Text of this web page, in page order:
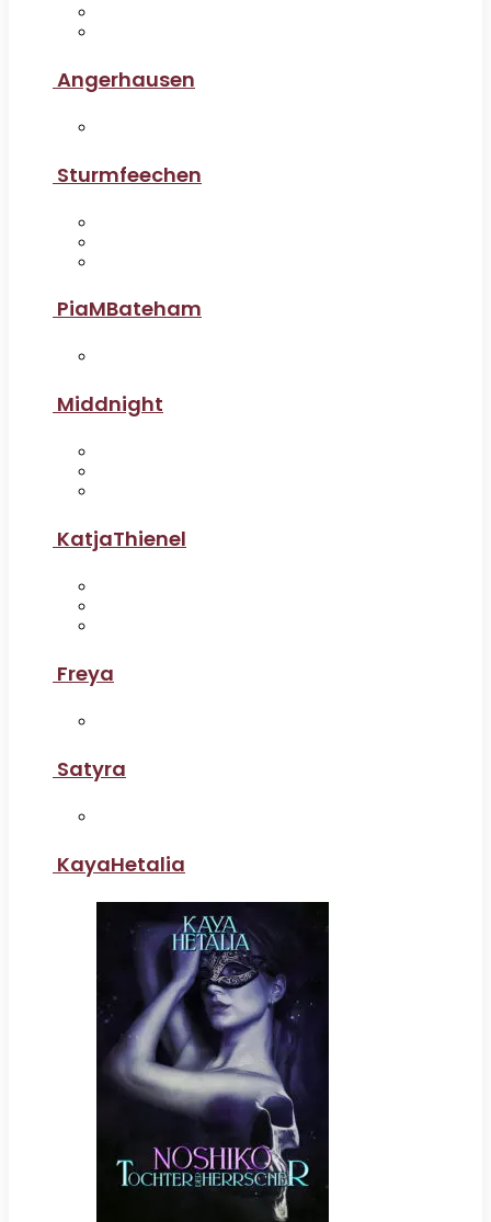
Angerhausen
Sturmfeechen
PiaMBateham
Middnight
KatjaThienel
Freya
Satyra
KayaHetalia